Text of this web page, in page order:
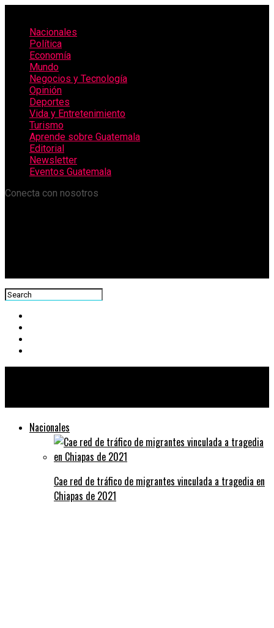
Nacionales
Política
Economía
Mundo
Negocios y Tecnología
Opinión
Deportes
Vida y Entretenimiento
Turismo
Aprende sobre Guatemala
Editorial
Newsletter
Eventos Guatemala
Conecta con nosotros
Nacionales
Cae red de tráfico de migrantes vinculada a tragedia en
Chiapas de 2021